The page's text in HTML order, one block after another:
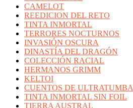
CAMELOT
REEDICION DEL RETO
TINTA INMORTAL
TERRORES NOCTURNOS
INVASIÓN OSCURA
DINASTÍA DEL DRAGÓN
COLECCIÓN RACIAL
HERMANOS GRIMM
KELTOI
CUENTOS DE ULTRATUMBA
TINTA INMORTAL SIN FOIL
TIERRA AUSTRAL